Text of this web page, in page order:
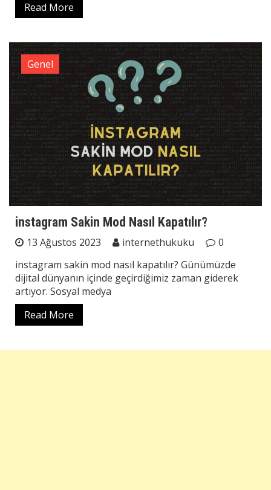
Read More
Genel
instagram Sakin Mod Nasıl Kapatılır?
13 Ağustos 2023 internethukuku
0
instagram sakin mod nasıl kapatılır? Günümüzde
dijital dünyanın içinde geçirdiğimiz zaman giderek
artıyor. Sosyal medya
Read More